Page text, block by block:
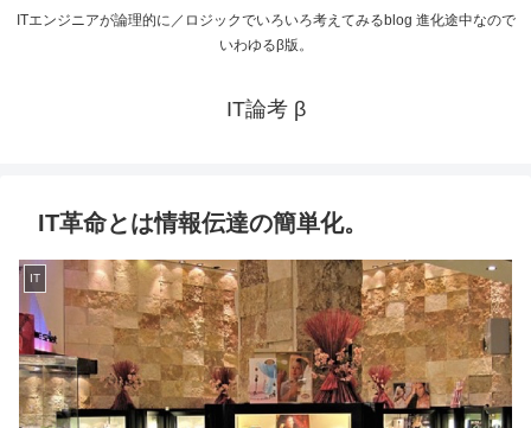
ITエンジニアが論理的に／ロジックでいろいろ考えてみるblog 進化途中なので
いわゆるβ版。
IT論考 β
IT革命とは情報伝達の簡単化。
IT